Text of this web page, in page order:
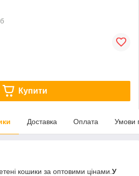
Купити
Доставка Оплата Умови
кошики за оптовими цінами. У